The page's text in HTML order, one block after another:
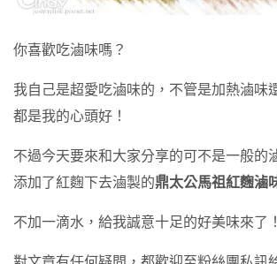
你喜歡吃滷味嗎？
我自己是超愛吃滷味的，不管是加熱滷味
都是我的心頭好！
不過今天要來和大家分享的可不是一般的
添加了紅麴下去滷製的鼎太公馬祖紅麴滷
不加一滴水，給我誠意十足的好美味來了！